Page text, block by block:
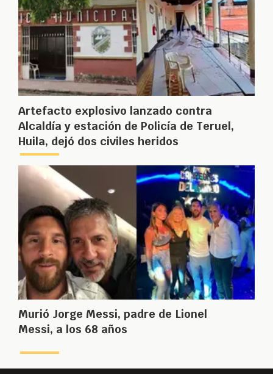
Artefacto explosivo lanzado contra
Alcaldía y estación de Policía de Teruel,
Huila, dejó dos civiles heridos
Murió Jorge Messi, padre de Lionel
Messi, a los 68 años